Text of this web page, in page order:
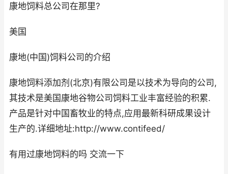
康地饲料总公司在那里?
美国
康地(中国)饲料公司的介绍
康地饲料添加剂(北京)有限公司是以技术为导向的公司,
其技术是美国康地谷物公司饲料工业丰富经验的积累.
产品是针对中国畜牧业的特点,应用最新科研成果设计
生产的.详细地址:http://www.contifeed/
有用过康地饲料的吗 交流一下